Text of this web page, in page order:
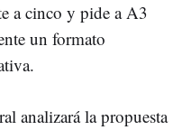
a cinco y pide a A3
un formato
analizará la propuesta